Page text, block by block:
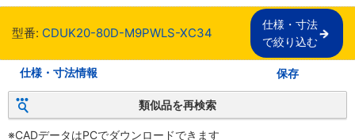
型番: CDUK20-80D-M9PWLS-XC34
仕様・寸法
で絞り込む
仕様・寸法情報 保存
類似品を再検索
※CADデータはPCでダウンロードできます